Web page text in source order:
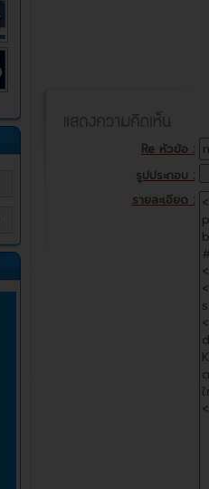
Re หัวข้อ :
รูปประกอบ :
รายละเอียด :